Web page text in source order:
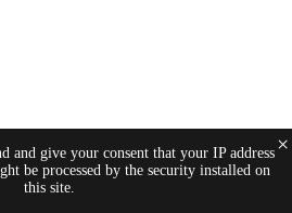
and give your consent that your IP address
be processed by the security installed on
this site.
×